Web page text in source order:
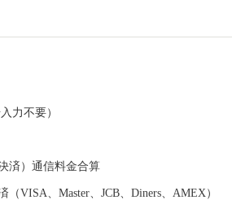
力不要）
済）通信料金合算
（VISA、Master、JCB、Diners、AMEX）